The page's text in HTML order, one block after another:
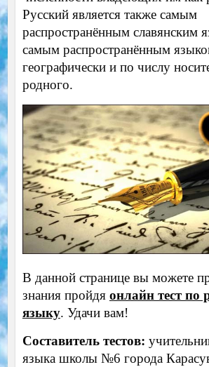
Русский является также самым
распространённым славянским
самым распространённым
географически и по числу
родного.
В данной странице вы можете
знания пройдя онлайн тест по
языку. Удачи вам!
Составитель тестов:
языка школы №6 города